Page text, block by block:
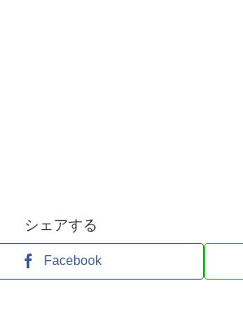
シェアする
Facebook